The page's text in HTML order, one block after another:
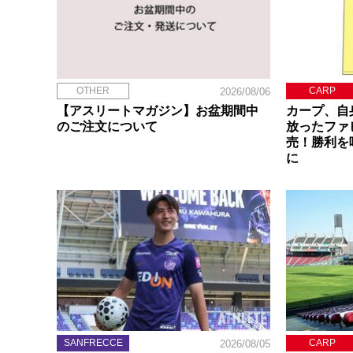
OTHER 2026/08/06
【アスリートマガジン】お盆期間中
のご注文について
CARP
カープ、
放ったフ
売！勝利を
に
SANFRECCE 2026/08/05 CARP